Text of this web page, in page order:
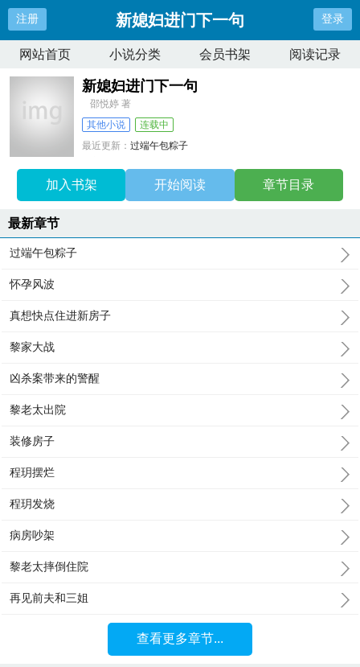
注册 新媳妇进门下一句 登录
网站首页 小说分类 会员书架 阅读记录
新媳妇进门下一句
邵悦婷 著
其他小说
连载中
最近更新：过端午包粽子
加入书架 开始阅读 章节目录
最新章节
过端午包粽子
怀孕风波
真想快点住进新房子
黎家大战
凶杀案带来的警醒
黎老太出院
装修房子
程玥摆烂
程玥发烧
病房吵架
黎老太摔倒住院
再见前夫和三姐
查看更多章节...